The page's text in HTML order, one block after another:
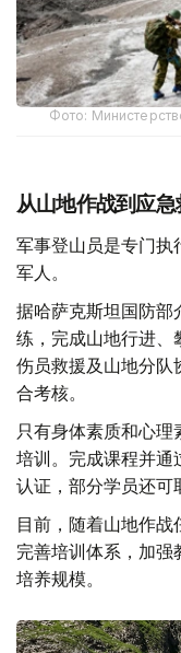
Фото:
从山地作战到应急
军事登山员是专门执
军人。
据哈萨克斯坦国防部
练，完成山地行进、
伤员救援及山地分队
合考核。
只有身体素质和心
培训。完成课程并通
认证，部分学员还可
目前，随着山地作
完善培训体系，加强
培养规模。